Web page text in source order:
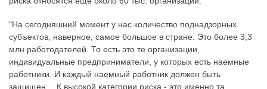
"На сегодняшний момент у нас количество поднадзорных
субъектов, наверное, самое большое в стране. Это более 3,3
млн работодателей. То есть это те организации,
индивидуальные предприниматели, у которых есть наемные
работники. И каждый наемный работник должен быть
защищен… К высокой категории риска - это именно та